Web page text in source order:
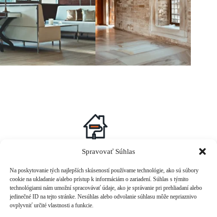
Spravovať Súhlas
Na poskytovanie tých najlepších skúseností používame technológie, ako sú súbory
cookie na ukladanie a/alebo prístup k informáciám o zariadení. Súhlas s týmito
technológiami nám umožní spracovávať údaje, ako je správanie pri prehliadaní alebo
jedinečné ID na tejto stránke. Nesúhlas alebo odvolanie súhlasu môže nepriaznivo
ovplyvniť určité vlastnosti a funkcie.
orci ullamcorper commodo consequat.